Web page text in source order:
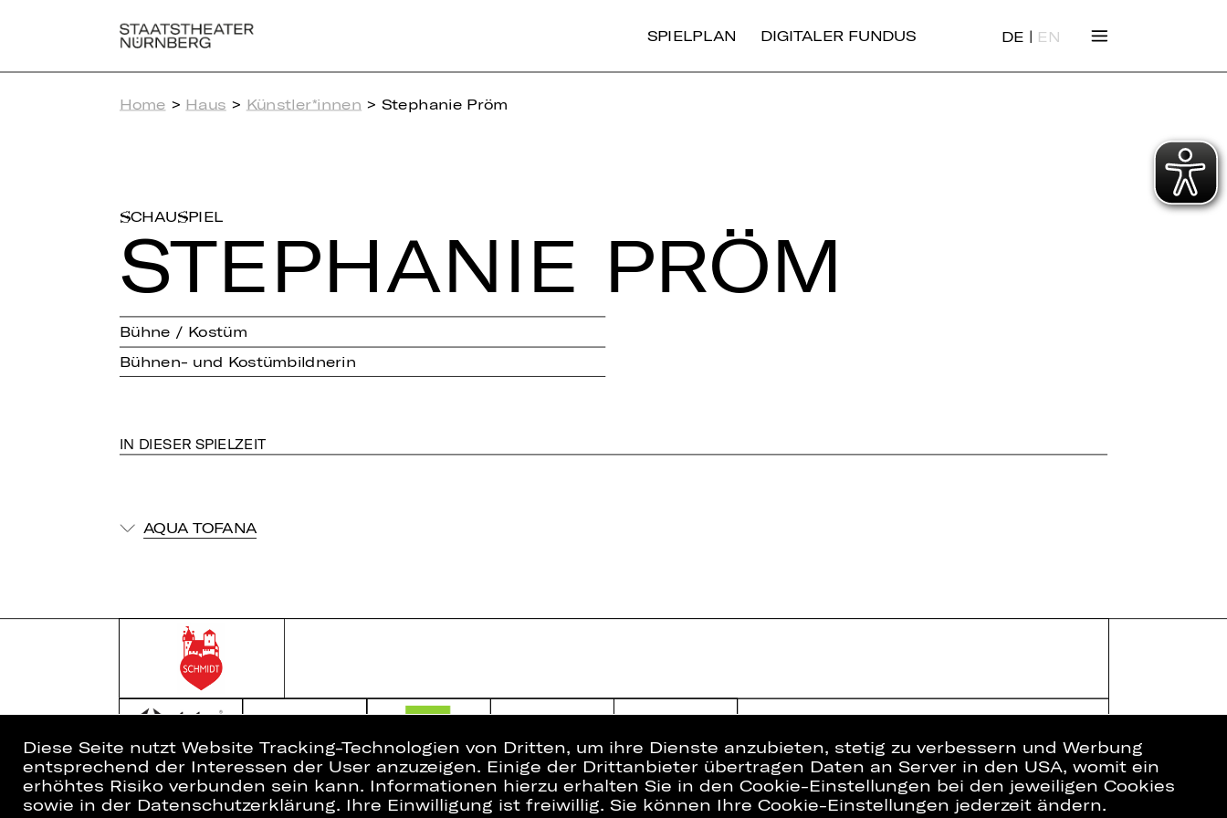
SPIELPLAN DIGITALER FUNDUS DE | EN
Home > Haus > Künstler*innen > Stephanie Pröm
SCHAUSPIEL
STE­PHA­NIE PRÖM
Bühne / Kostüm
Bühnen- und Kostümbildnerin
IN DIESER SPIELZEIT
AQUA TOFANA
Home
Newsletter
Presse
Interner Bereich
Datenschutz
Diese Seite nutzt Website Tracking-Technologien von Dritten, um ihre Dienste anzubieten, stetig zu verbessern und Werbung
entsprechend der Interessen der User anzuzeigen. Einige der Drittanbieter übertragen Daten an Server in den USA, womit ein
erhöhtes Risiko verbunden sein kann. Informationen hierzu erhalten Sie in den Cookie-Einstellungen bei den jeweiligen Cookies
sowie in der Datenschutzerklärung. Ihre Einwilligung ist freiwillig. Sie können Ihre Cookie-Einstellungen jederzeit ändern.